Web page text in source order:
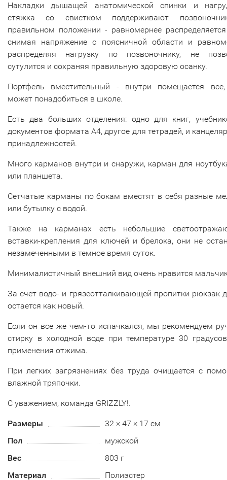
Накладки дышащей анатомической спинки и
стяжка со свистком поддерживают
правильном положении - равномернее
снимая напряжение с поясничной области и
распределяя нагрузку по позвоночнику, не
сутулится и сохраняя правильную здоровую осанку.
Портфель вместительный - внутри помещается
может понадобиться в школе.
Есть два больших отделения: одно для книг,
документов формата А4, другое для тетрадей, и
принадлежностей.
Много карманов внутри и снаружи, карман для
или планшета.
Сетчатые карманы по бокам вместят в себя разные
или бутылку с водой.
Также на карманах есть небольшие
вставки-крепления для ключей и брелока, они не
незамеченными в темное время суток.
Минималистичный внешний вид очень нравится
За счет водо- и грязеотталкивающей пропитки рюкзак
остается как новый.
Если он все же чем-то испачкался, мы рекомендуем
стирку в холодной воде при температуре 30
применения отжима.
При легких загрязнениях без труда очищается с
влажной тряпочки.
С уважением, команда GRIZZLY!.
Размеры
32 × 47 × 17 см
Пол
мужской
Вес
803 г
Материал
Полиэстер